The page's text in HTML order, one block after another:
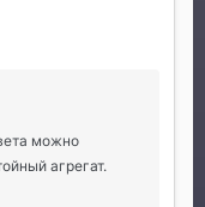
можно
агрегат.